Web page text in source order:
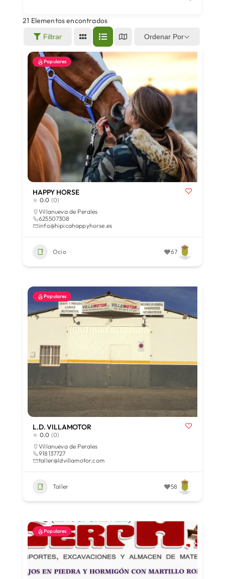
Áreas
Sede Electrónica
Contacto
Buscar:
21 Elementos encontrados
Filtrar Ordenar Por
Populares
HAPPY HORSE
0.0 (0)
Villanueva de Perales
625507308
info@hipicahappyhorse.es
Ocio 67
Populares
L.D. VILLAMOTOR
0.0 (0)
Villanueva de Perales
918137727
taller@ldvillamotor.com
Taller 58
Populares